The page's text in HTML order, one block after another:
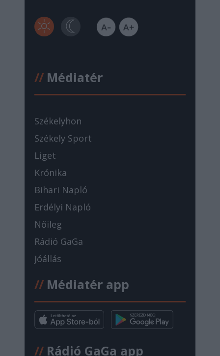
//Médiatér
Székelyhon
Székely Sport
Liget
Krónika
Bihari Napló
Erdélyi Napló
Nőileg
Rádió GaGa
Jóállás
//Médiatér app
//Rádió GaGa app